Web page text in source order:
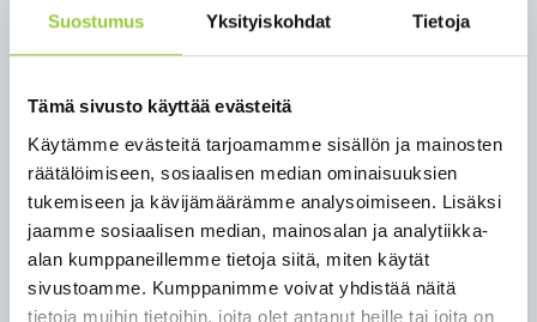
Suostumus Yksityiskohdat Tietoja
Tämä sivusto käyttää evästeitä
Käytämme evästeitä tarjoamamme sisällön ja mainosten
räätälöimiseen, sosiaalisen median ominaisuuksien
tukemiseen ja kävijämäärämme analysoimiseen. Lisäksi
jaamme sosiaalisen median, mainosalan ja analytiikka-
alan kumppaneillemme tietoja siitä, miten käytät
sivustoamme. Kumppanimme voivat yhdistää näitä
tietoja muihin tietoihin, joita olet antanut heille tai joita on
Paltamon kunnantalolla (Salmelankuja 1).
työvoimakoulutuksiin on nyt menossa ja
tilaisuus saada lisätietoa! Paltamon kunnantalolla
järjestettävässä tilaisuudessa asiantuntijat
kertovat työvoimakoulutuksista ja siitä millaista
opiskelu tänä päivänä ammatillisessa
oppilaitoksessa on. Paikan päällä on mahdollisuus
kysellä, tutustua koulutuksiin ja saada neuvontaa